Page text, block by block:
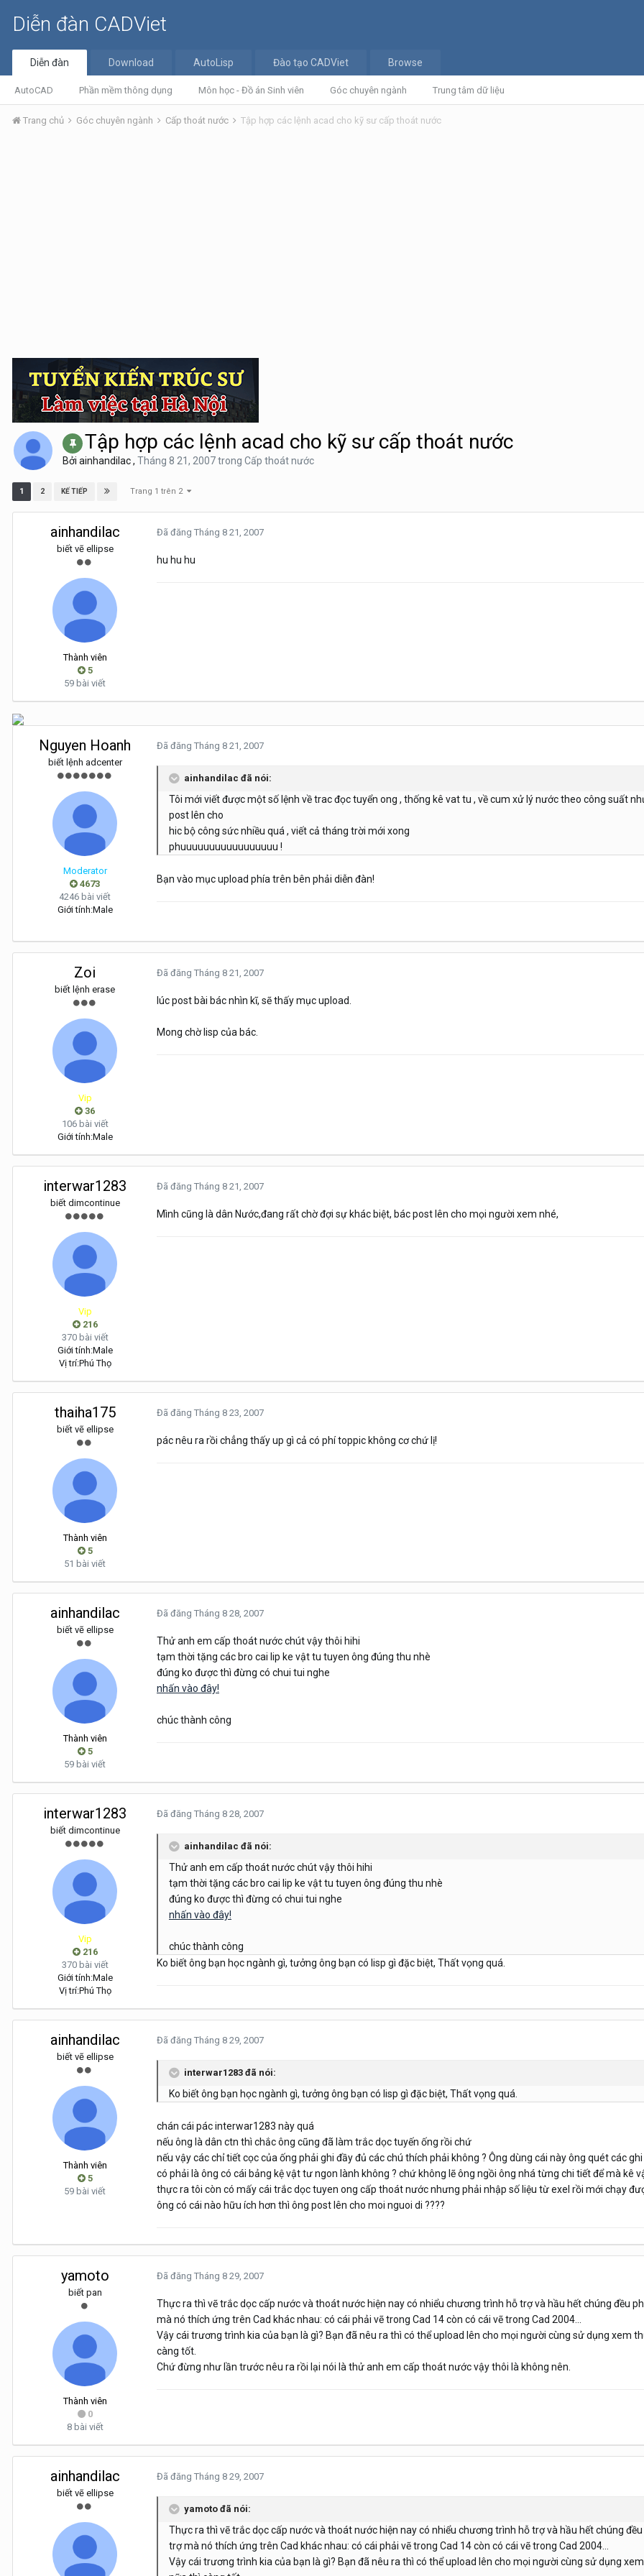
Diễn đàn CADViet
Diễn đàn
AutoCAD Phần mềm thông dụng Môn học - Đồ án Sinh viên Góc chuyên ngành Trung tâm dữ liệu
Download AutoLisp Đào tạo CADViet Browse
Trang chủ Góc chuyên ngành Cấp thoát nước Tập hợp các lệnh acad cho kỹ sư cấp thoát nước
Tập hợp các lệnh acad cho kỹ sư cấp thoát nước
Bởi ainhandilac, Tháng 8 21, 2007trong Cấp thoát nước
1 2 KẾ TIẾP Trang 1 trên 2
ainhandilac
biết vẽ ellipse
Thành viên
5
59 bài viết
Đã đăng Tháng 8 21, 2007
hu hu hu
Nguyen Hoanh
biết lệnh adcenter
Moderator
4673
4246 bài viết
Giới tính:Male
Đã đăng Tháng 8 21, 2007
ainhandilac đã nói:
Tôi mới viết được một số lệnh về trac đọc tuyển ong , thống kê vat tu , về cum xử lý nước theo công suất
post lên cho
hic bộ công sức nhiều quá , viết cả tháng trời mới xong
phuuuuuuuuuuuuuuuuu !
Bạn vào mục upload phía trên bên phải diễn đàn!
Zoi
biết lệnh erase
Vip
36
106 bài viết
Giới tính:Male
Đã đăng Tháng 8 21, 2007
lúc post bài bác nhìn kĩ, sẽ thấy mục upload.
Mong chờ lisp của bác.
interwar1283
biết dimcontinue
Vip
216
370 bài viết
Giới tính:Male
Vị trí:Phú Thọ
Đã đăng Tháng 8 21, 2007
Mình cũng là dân Nước,đang rất chờ đợi sự khác biệt, bác post lên cho mọi người xem nhé,
thaiha175
biết vẽ ellipse
Thành viên
5
51 bài viết
Đã đăng Tháng 8 23, 2007
pác nêu ra rồi chẳng thấy up gì cả có phí toppic không cơ chứ lị!
ainhandilac
biết vẽ ellipse
Thành viên
5
59 bài viết
Đã đăng Tháng 8 28, 2007
Thử anh em cấp thoát nước chút vậy thôi hihi
tạm thời tặng các bro cai lip ke vật tu tuyen ông đúng thu nhè
đúng ko được thì đừng có chui tui nghe
nhấn vào đây!
chúc thành công
interwar1283
biết dimcontinue
Vip
216
370 bài viết
Giới tính:Male
Vị trí:Phú Thọ
Đã đăng Tháng 8 28, 2007
ainhandilac đã nói:
Thử anh em cấp thoát nước chút vậy thôi hihi
tạm thời tặng các bro cai lip ke vật tu tuyen ông đúng thu nhè
đúng ko được thì đừng có chui tui nghe
nhấn vào đây!
chúc thành công
Ko biết ông bạn học ngành gì, tưởng ông bạn có lisp gì đặc biệt, Thất vọng quá.
ainhandilac
biết vẽ ellipse
Thành viên
5
59 bài viết
Đã đăng Tháng 8 29, 2007
interwar1283 đã nói:
Ko biết ông bạn học ngành gì, tưởng ông bạn có lisp gì đặc biệt, Thất vọng quá.
chán cái pác interwar1283 này quá
nếu ông là dân ctn thì chắc ông cũng đã làm trắc dọc tuyến ống rồi chứ
nếu vậy các chỉ tiết cọc của ống phải ghi đầy đủ các chú thích phải không ? Ông dùng cái này ông quét các
có phải là ông có cái bảng kệ vật tư ngon lành không ? chứ không lẽ ông ngồi ông nhá từng chi tiết để mà kê
thực ra tôi còn có mấy cái trắc dọc tuyen ong cấp thoát nước nhưng phải nhập số liệu từ exel rồi mới chạy
ông có cái nào hữu ích hơn thì ông post lên cho moi nguoi di ????
yamoto
biết pan
Thành viên
0
8 bài viết
Đã đăng Tháng 8 29, 2007
Thực ra thì vẽ trắc dọc cấp nước và thoát nước hiện nay có nhiểu chương trình hỗ trợ và hầu hết chúng đều
mà nó thích ứng trên Cad khác nhau: có cái phải vẽ trong Cad 14 còn có cái vẽ trong Cad 2004...
Vậy cái trương trình kia của bạn là gì? Bạn đã nêu ra thì có thể upload lên cho mọi người cùng sử dụng xem
càng tốt.
Chứ đừng như lần trước nêu ra rồi lại nói là thử anh em cấp thoát nước vậy thôi là không nên.
ainhandilac
biết vẽ ellipse
Đã đăng Tháng 8 29, 2007
yamoto đã nói:
Thực ra thì vẽ trắc dọc cấp nước và thoát nước hiện nay có nhiểu chương trình hỗ trợ và hầu hết chúng
trợ mà nó thích ứng trên Cad khác nhau: có cái phải vẽ trong Cad 14 còn có cái vẽ trong Cad 2004...
Vậy cái trương trình kia của bạn là gì? Bạn đã nêu ra thì có thể upload lên cho mọi người cùng sử dụng